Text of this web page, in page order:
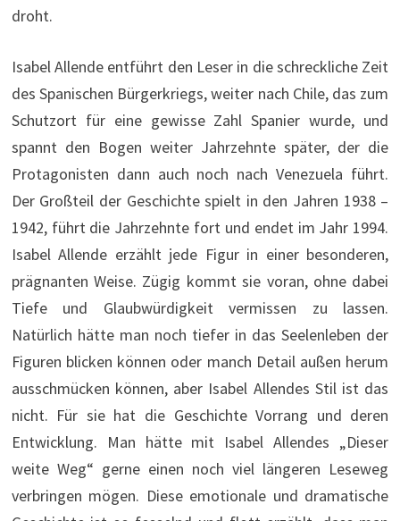
droht.
Isabel Allende entführt den Leser in die schreckliche Zeit
des Spanischen Bürgerkriegs, weiter nach Chile, das zum
Schutzort für eine gewisse Zahl Spanier wurde, und
spannt den Bogen weiter Jahrzehnte später, der die
Protagonisten dann auch noch nach Venezuela führt.
Der Großteil der Geschichte spielt in den Jahren 1938 –
1942, führt die Jahrzehnte fort und endet im Jahr 1994.
Isabel Allende erzählt jede Figur in einer besonderen,
prägnanten Weise. Zügig kommt sie voran, ohne dabei
Tiefe und Glaubwürdigkeit vermissen zu lassen.
Natürlich hätte man noch tiefer in das Seelenleben der
Figuren blicken können oder manch Detail außen herum
ausschmücken können, aber Isabel Allendes Stil ist das
nicht. Für sie hat die Geschichte Vorrang und deren
Entwicklung. Man hätte mit Isabel Allendes „Dieser
weite Weg“ gerne einen noch viel längeren Leseweg
verbringen mögen. Diese emotionale und dramatische